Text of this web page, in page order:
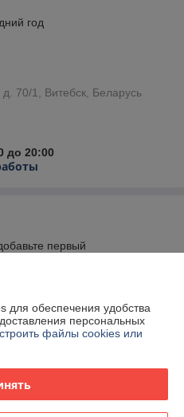
год
70/1, Витебск, Беларусь
до 20:00
первый
обеспечения удобства
персональных
файлы cookies или